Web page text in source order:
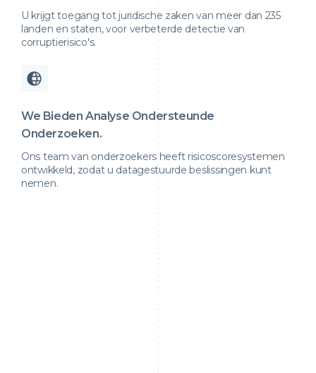
U krijgt toegang tot juridische zaken van meer dan 235
landen en staten, voor verbeterde detectie van
corruptierisico's.
We Bieden Analyse Ondersteunde
Onderzoeken.
Ons team van onderzoekers heeft risicoscoresystemen
ontwikkeld, zodat u datagestuurde beslissingen kunt
nemen.